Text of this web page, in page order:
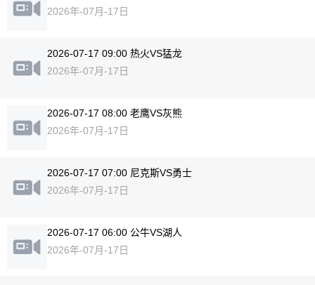
2026年-07月-17日
2026-07-17 09:00 热火VS猛龙
2026年-07月-17日
2026-07-17 08:00 老鹰VS灰熊
2026年-07月-17日
2026-07-17 07:00 尼克斯VS勇士
2026年-07月-17日
2026-07-17 06:00 公牛VS湖人
2026年-07月-17日